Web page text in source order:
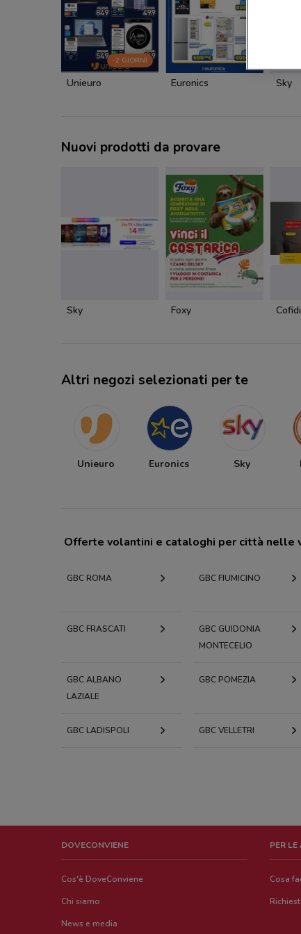
-2 GIORNI
Unieuro Euronics Sky
Nuovi prodotti da provare
Sky Foxy
Altri negozi selezionati per te
Unieuro Euronics Sky
Offerte volantini e cataloghi per città nelle
GBC ROMA GBC FIUMICINO
GBC FRASCATI
GBC GUIDONIA
MONTECELIO
GBC ALBANO
LAZIALE
GBC POMEZIA
GBC LADISPOLI GBC VELLETRI
DOVECONVIENE
Cos'è DoveConviene
Chi siamo
News e media
PER LE
Cosa